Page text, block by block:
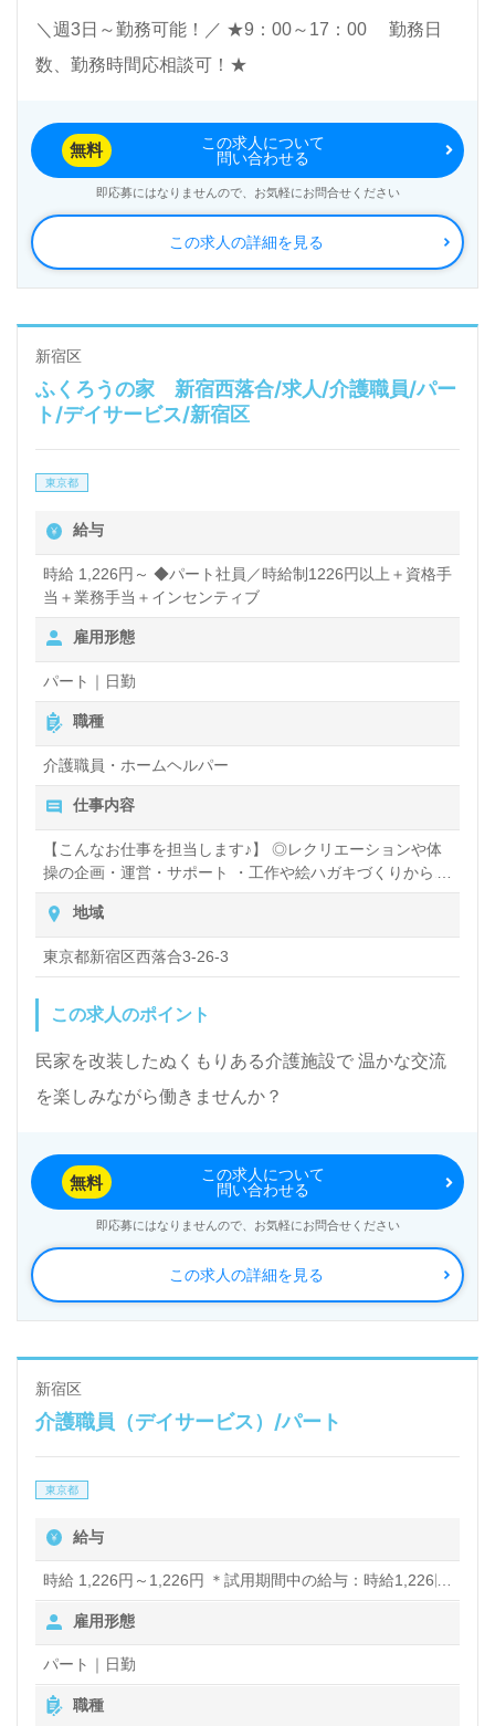
渉など完全無料サービスをご利用いただけます。＜非
公開求人も取扱いあり！＞"転職支援"のプロと一緒に
＼週3日～勤務可能！／ ★9：00～17：00 勤務日
数、勤務時間応相談可！★
この求人の詳細を見る
無料
この求人について
問い合わせる
即応募にはなりませんので、お気軽にお問合せください
新宿区
ふくろうの家 新宿西落合/求人/介護職員/パー
ト/デイサービス/新宿区
東京都
給与
時給 1,226円～ ◆パート社員／時給制1226円以上＋資格手
当＋業務手当＋インセンティブ
雇用形態
パート｜日勤
職種
介護職員・ホームヘルパー
仕事内容
【こんなお仕事を担当します♪】 ◎レクリエーションや体
操の企画・運営・サポート ・工作や絵ハガキづくりから、
畑や花壇いじり、ぬか床づくりまで、 ご利用者様の意見も
取り入れながら企画し、当日の運営・サポートも担当いた
します。 ・畑の土づくりや花壇の植え替えといった下準備
も、ご利用者様と一緒に行いますので、楽しく作業するこ
度のお手伝いなども行います。 ・ご利用者様の送迎も行い
ています。仕事の流れはイチから覚えていきましょう！！
ー研修も実施しています。ご利用者様はもちろん、スタッ
地域
東京都新宿区西落合3-26-3
この求人のポイント
民家を改装したぬくもりある介護施設で 温かな交流
を楽しみながら働きませんか？
この求人の詳細を見る
無料
この求人について
問い合わせる
即応募にはなりませんので、お気軽にお問合せください
新宿区
介護職員（デイサービス）/パート
東京都
給与
時給 1,226円～1,226円 ＊試用期間中の給与：時給1,226円
雇用形態
パート｜日勤
職種